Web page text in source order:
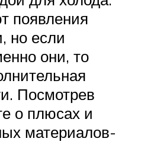
появления
но если
они, то
Посмотрев
о плюсах и
материалов-